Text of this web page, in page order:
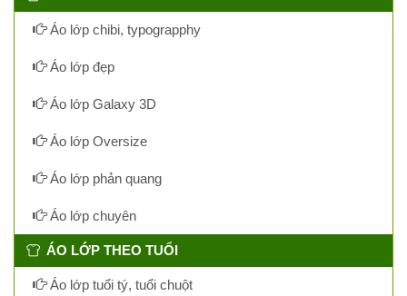
Áo lớp chibi, typograpphy
Áo lớp đẹp
Áo lớp Galaxy 3D
Áo lớp Oversize
Áo lớp phản quang
Áo lớp chuyên
ÁO LỚP THEO TUỔI
Áo lớp tuổi tý, tuổi chuột